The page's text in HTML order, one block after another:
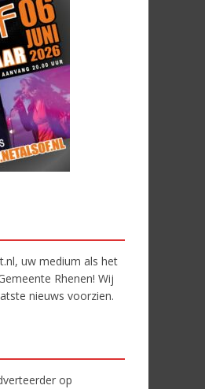
uw medium als het
Rhenen! Wij
nieuws voorzien.
op